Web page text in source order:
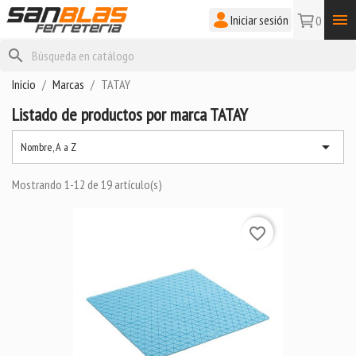
Iniciar sesión 0

search
Inicio Marcas TATAY
Listado de productos por marca TATAY
Nombre, A a Z 
Mostrando 1-12 de 19 artículo(s)
favorite_border